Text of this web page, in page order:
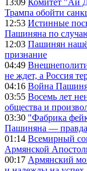
13:09 Комитет "Ай
Трампа обойти
12:53 Истинные
Пашиняна по
12:03 Пашинян
признание
04:49
не ждет, а Россия
04:16 Война
03:55 Восемь лет
общества и
03:30 "Фабрика
Пашиняна — правда
01:14 Всемирный
Армянской
00:17 Армянский